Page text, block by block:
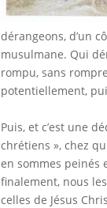
dérangeons, d’un
musulmane. Qui
rompu, sans
potentiellement,
Puis, et c’est une
chrétiens », chez
en sommes peinés
finalement, nous
celles de Jésus